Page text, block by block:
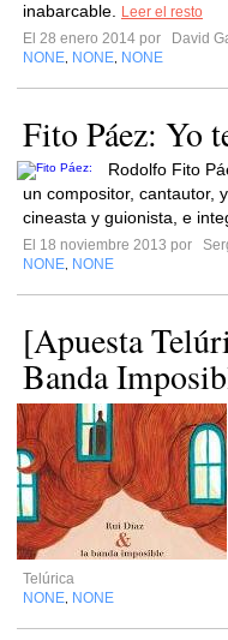
inabarcable.
Leer el resto
El 28 enero 2014 por
David
NONE NONE NONE
Fito Páez: Yo
Rodolfo Fito
un compositor, cantautor,
cineasta y guionista, e
El 18 noviembre 2013 por
NONE NONE
[Apuesta
Banda
Telúrica
NONE NONE